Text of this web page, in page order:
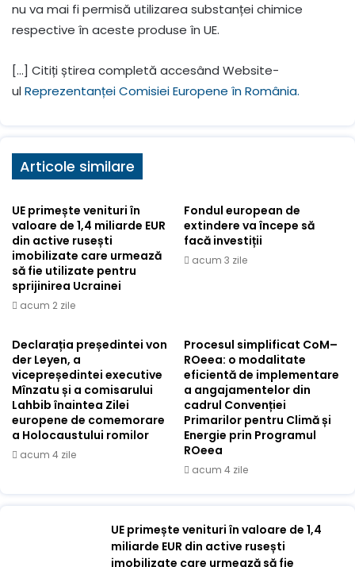
nu va mai fi permisă utilizarea substanței chimice
respective în aceste produse în UE.
[…] Citiți știrea completă accesând Website-
ulReprezentanței Comisiei Europene în România.
Articole similare
UE primește venituri în
valoare de 1,4 miliarde EUR
din active rusești
imobilizate care urmează
să fie utilizate pentru
sprijinirea Ucrainei
acum 2 zile
Fondul european de
extindere va începe să
facă investiții
acum 3 zile
Declarația președintei von
der Leyen, a
vicepreședintei executive
Mînzatu și a comisarului
Lahbib înaintea Zilei
europene de comemorare
a Holocaustului romilor
acum 4 zile
Procesul simplificat CoM–
ROeea: o modalitate
eficientă de implementare
a angajamentelor din
cadrul Convenției
Primarilor pentru Climă și
Energie prin Programul
ROeea
acum 4 zile
UE primește venituri în valoare de 1,4
miliarde EUR din active rusești
imobilizate care urmează să fie